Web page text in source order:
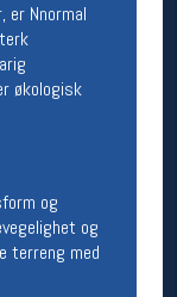
er Nnormal
økologisk
og
og
terreng med